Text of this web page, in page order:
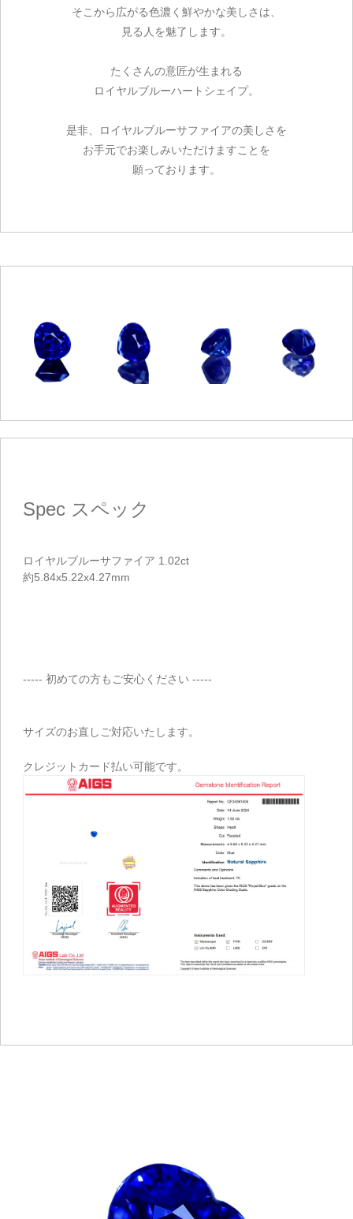
そこから広がる色濃く鮮やかな美しさは、
見る人を魅了します。
たくさんの意匠が生まれる
ロイヤルブルーハートシェイプ。
是非、ロイヤルブルーサファイアの美しさを
お手元でお楽しみいただけますことを
願っております。
Spec スペック
ロイヤルブルーサファイア 1.02ct
約5.84x5.22x4.27mm
----- 初めての方もご安心ください -----
サイズのお直しご対応いたします。
クレジットカード払い可能です。
カートを見る